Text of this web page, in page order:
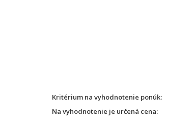
Kritérium na vyhodnotenie ponúk
Na vyhodnotenie je určená cena